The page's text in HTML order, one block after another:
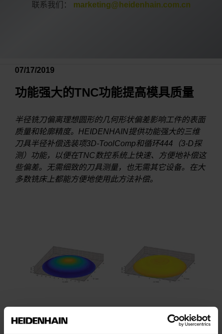
联系我们： marketing@heidenhain.com.cn
07/17/2019
功能强大的TNC功能提高模具质量
半径铣刀偏离理想圆形的几何形状偏差影响工件的表面
质量和轮廓精度。HEIDENHAIN提供功能强大的三维
刀具半径补偿选装项3D-ToolComp和循环444（3-D探
测）功能，以便在TNC数控系统上快速、方便地补偿这
些偏差。无需细致的刀具测量，也无需其它设备。在大
多数铣床上都能方便地使用此方法补偿。